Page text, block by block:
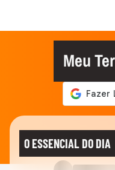
Meu
O ESSENCIAL DO DIA